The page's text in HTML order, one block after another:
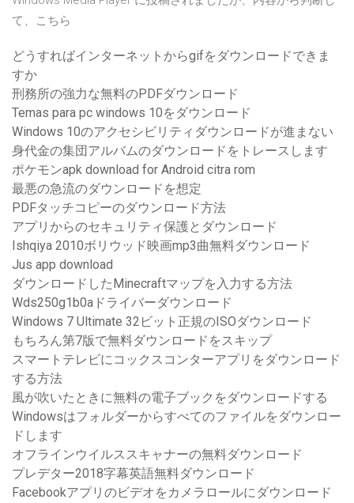
て、こちら
どうすればインターネットからgifをダウンロードできま
すか
刑務所の強力な無料のPDFダウンロード
Temas para pc windows 10をダウンロード
Windows 10のアクセシビリティダウンロードが進まない
身代金の集団アルバムのダウンロードをトレースします
ポケモンapk download for Android citra rom
最悪の急流のダウンロードを想定
PDFタッチコピーのダウンロード方法
アプリからのセキュリティ保護とダウンロード
Ishqiya 2010ボリウッド映画mp3曲無料ダウンロード
Jus app download
ダウンロードしたMinecraftマップを入力する方法
Wds250g1b0aドライバーダウンロード
Windows 7 Ultimate 32ビット正規のISOダウンロード
もちろん第7版で無料ダウンロードをスキップ
スマートテレビにコックスコンターアプリをダウンロード
する方法
風が吹いたときに無料の電子ブックをダウンロードする
Windowsはフォルダーからすべてのファイルをダウンロー
ドします
オフラインウイルススキャナーの無料ダウンロード
プレデター2018字幕英語無料ダウンロード
Facebookアプリのビデオをカメラロールにダウンロード